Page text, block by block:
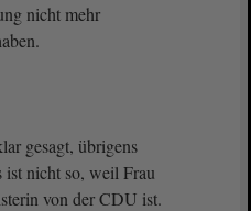
nicht mehr
gesagt, übrigens
ist nicht so, weil Frau
von der CDU ist.